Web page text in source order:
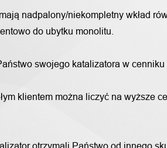
nadpalony/niekompletny wkład
do ubytku monolitu.
swojego katalizatora w
klientem można liczyć na wyższe
otrzymali Państwo od innego